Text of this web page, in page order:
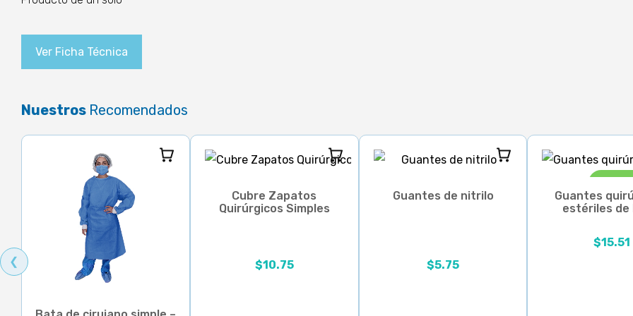
Ver Ficha Técnica
Nuestros Recomendados
❮
Cubre Zapatos
Quirúrgicos Simples
$10.75
Rango de precios: desde $10.75 hasta $15.75
Guantes de nitrilo
$5.75
Rango de precios: desde $5.75 hasta $6.01
Guantes
estériles de
El precio
$15.51
El precio